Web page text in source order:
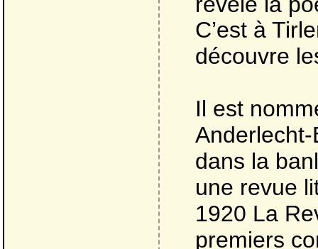
C’est à
découvre
Il est
Anderlecht-
dans la
une revue
1920 La
premiers